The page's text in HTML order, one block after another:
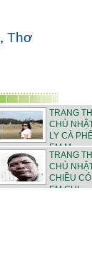
, Thơ
TRANG
CHỦ
LY CÀ
EM M...
TRANG
CHỦ
CHIỀU CÓ
EM CHI...